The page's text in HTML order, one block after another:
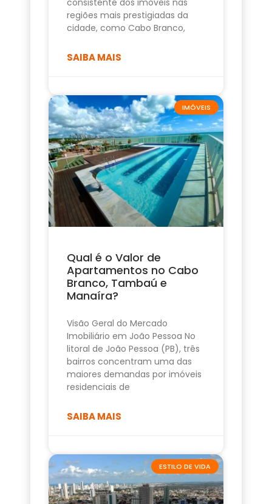
consistente dos imóveis nas
regiões mais prestigiadas da
cidade, como Cabo Branco,
SAIBA MAIS
IMÓVEIS
Qual é o Valor de
Apartamentos no Cabo
Branco, Tambaú e
Manaíra?
Visão Geral do Mercado
Imobiliário em João Pessoa No
litoral de João Pessoa (PB), três
bairros concentram uma das
maiores demandas por imóveis
residenciais de
SAIBA MAIS
ESTILO DE VIDA